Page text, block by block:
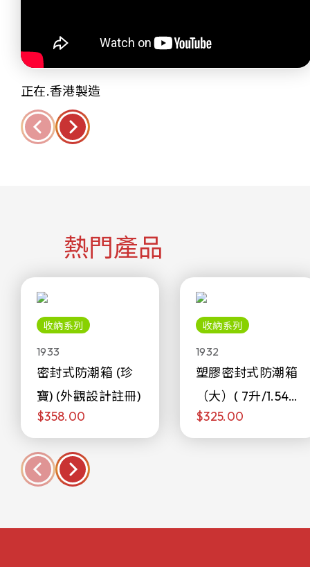
正在.香港製造
熱門產品
收納系列
1933
密封式防潮箱 (珍
寶) (外觀設計註冊)
$358.00
收納系列
1932
塑膠密封式防潮箱
（大）( 7升/1.54加
侖)
$325.00